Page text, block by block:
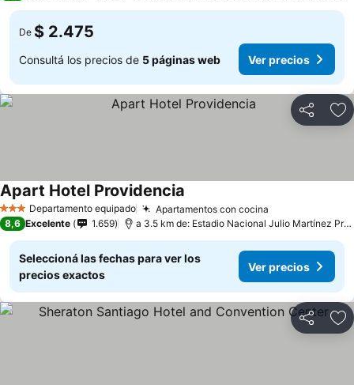
De $ 2.475
Consultá los precios de 5 páginas web Ver precios
Compartir
3 EstrellasDepartamento equipado Apartamentos con cocina
Apart Hotel Providencia
8,6 Excelente 1.659 a 3.5 km de: Estadio Nacional Julio Martínez Prádanos
Seleccioná las fechas para ver los
precios exactos
Ver precios
Compartir